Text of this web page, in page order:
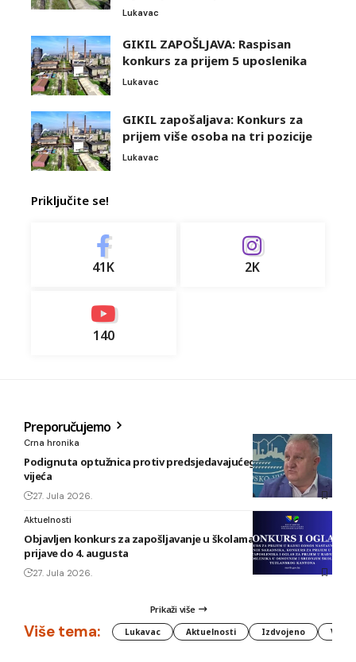
Lukavac
GIKIL ZAPOŠLJAVA: Raspisan
konkurs za prijem 5 uposlenika
Lukavac
GIKIL zapošaljava: Konkurs za
prijem više osoba na tri pozicije
Lukavac
Priključite se!
41K 2K
140
Preporučujemo
Crna hronika
Podignuta optužnica protiv predsjedavajućeg Gradskog
vijeća
27. Jula 2026.
Aktuelnosti
Objavljen konkurs za zapošljavanje u školama TK: Rok za
prijave do 4. augusta
27. Jula 2026.
Prikaži više
Više tema: Lukavac Aktuelnosti Izdvojeno